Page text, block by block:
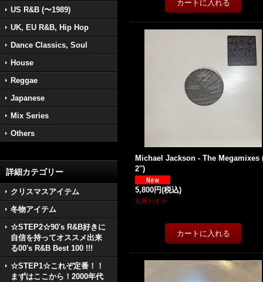
US R&B (〜1989)
UK, EU R&B, Hip Hop
Dance Classics, Soul
House
Reggae
Japanese
Mix Series
Others
詳細カテゴリー
クリスマスアイテム
冬物アイテム
☆STEP2☆90's R&B好きに
自信を持ってオススメ出来
る00's R&B Best 100 !!!
☆STEP1☆これぞ定番！！
まずはここから！2000年代
Michael Jackson - The Megamixes
2'')
5,800円(税込)
在庫わずか